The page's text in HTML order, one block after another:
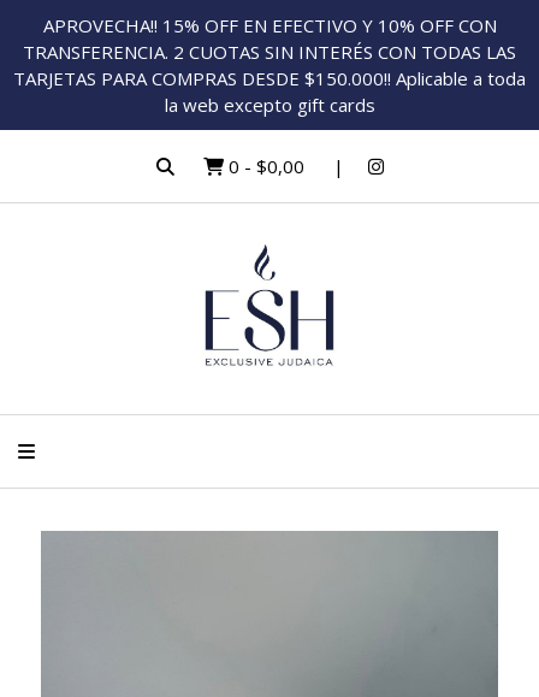
APROVECHA!! 15% OFF EN EFECTIVO Y 10% OFF CON
TRANSFERENCIA. 2 CUOTAS SIN INTERÉS CON TODAS LAS
TARJETAS PARA COMPRAS DESDE $150.000!! Aplicable a toda
la web excepto gift cards
0 - $0,00